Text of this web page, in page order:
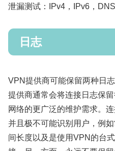
泄漏测试：IPv4，IPv6，
日志
VPN提供商可能保留两种日
提供商通常会将连接日志保
网络的更广泛的维护需求。
并且极不可能识别用户，例
间长度以及是使用VPN的台